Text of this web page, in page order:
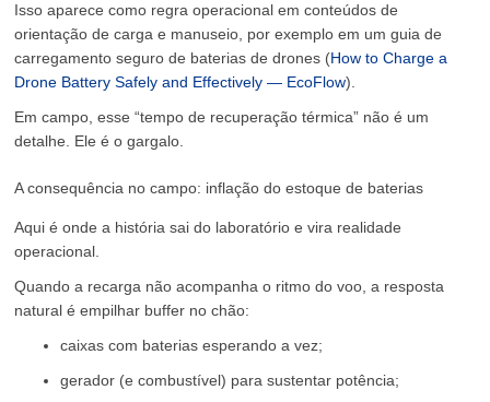
Isso aparece como regra operacional em conteúdos de
orientação de carga e manuseio, por exemplo em um guia de
carregamento seguro de baterias de drones (How to Charge a
Drone Battery Safely and Effectively — EcoFlow).
Em campo, esse “tempo de recuperação térmica” não é um
detalhe. Ele é o gargalo.
A consequência no campo: inflação do estoque de baterias
Aqui é onde a história sai do laboratório e vira realidade
operacional.
Quando a recarga não acompanha o ritmo do voo, a resposta
natural é empilhar buffer no chão:
caixas com baterias esperando a vez;
gerador (e combustível) para sustentar potência;